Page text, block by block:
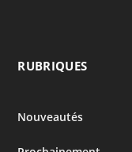
RUBRIQUES
Nouveautés